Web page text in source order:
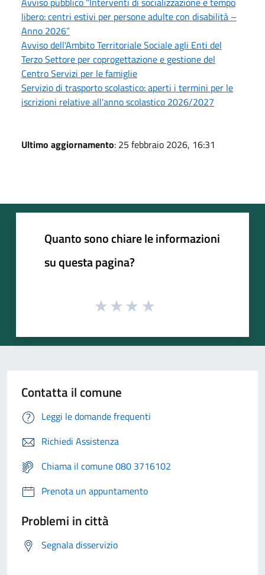
libero: centri estivi per persone adulte con disabilità –
Anno 2026”
Avviso dell'Ambito Territoriale Sociale agli Enti del
Terzo Settore per coprogettazione e gestione del
Centro Servizi per le famiglie
Servizio di trasporto scolastico: aperti i termini per le
iscrizioni relative all'anno scolastico 2026/2027
Ultimo aggiornamento: 25 febbraio 2026, 16:31
Quanto sono chiare le informazioni
su questa pagina?
Contatta il comune
Leggi le domande frequenti
Richiedi Assistenza
Chiama il comune 080 3716102
Prenota un appuntamento
Problemi in città
Segnala disservizio